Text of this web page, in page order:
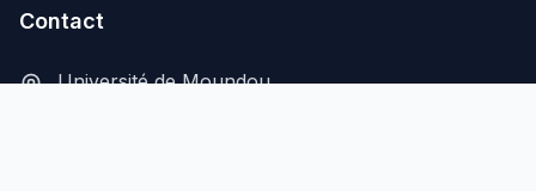
Contact
Université de Moundou